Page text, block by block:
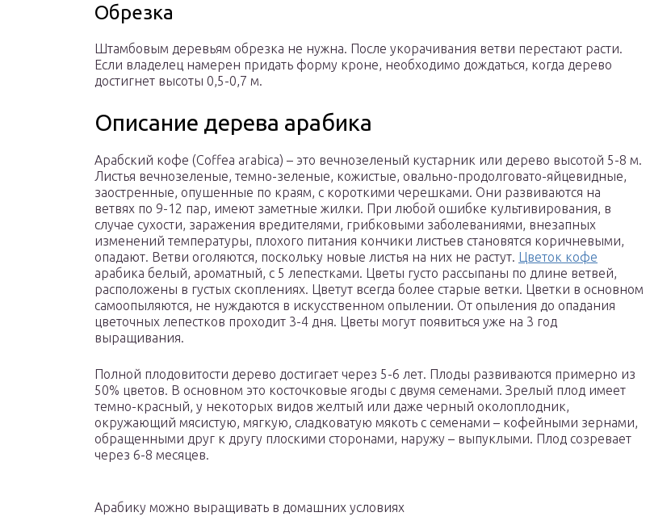
Обрезка
Штамбовым деревьям обрезка не нужна. После укорачивания ветви перестают расти.
Если владелец намерен придать форму кроне, необходимо дождаться, когда дерево
достигнет высоты 0,5-0,7 м.
Описание дерева арабика
Арабский кофе (Coffea arabica) – это вечнозеленый кустарник или дерево высотой 5-8 м.
Листья вечнозеленые, темно-зеленые, кожистые, овально-продолговато-яйцевидные,
заостренные, опушенные по краям, с короткими черешками. Они развиваются на
ветвях по 9-12 пар, имеют заметные жилки. При любой ошибке культивирования, в
случае сухости, заражения вредителями, грибковыми заболеваниями, внезапных
изменений температуры, плохого питания кончики листьев становятся коричневыми,
опадают. Ветви оголяются, поскольку новые листья на них не растут. Цветок кофе
арабика белый, ароматный, с 5 лепестками. Цветы густо рассыпаны по длине ветвей,
расположены в густых скоплениях. Цветут всегда более старые ветки. Цветки в основном
самоопыляются, не нуждаются в искусственном опылении. От опыления до опадания
цветочных лепестков проходит 3-4 дня. Цветы могут появиться уже на 3 год
выращивания.
Полной плодовитости дерево достигает через 5-6 лет. Плоды развиваются примерно из
50% цветов. В основном это косточковые ягоды с двумя семенами. Зрелый плод имеет
темно-красный, у некоторых видов желтый или даже черный околоплодник,
окружающий мясистую, мягкую, сладковатую мякоть с семенами – кофейными зернами,
обращенными друг к другу плоскими сторонами, наружу – выпуклыми. Плод созревает
через 6-8 месяцев.
Арабику можно выращивать в домашних условиях